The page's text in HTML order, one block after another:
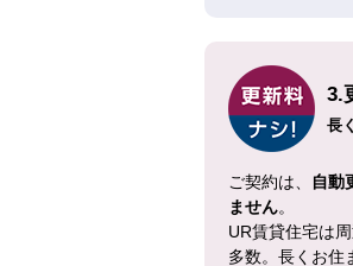
3.
長
ご契約は、
自動
ません。
UR賃貸住宅は
多数。長くお住